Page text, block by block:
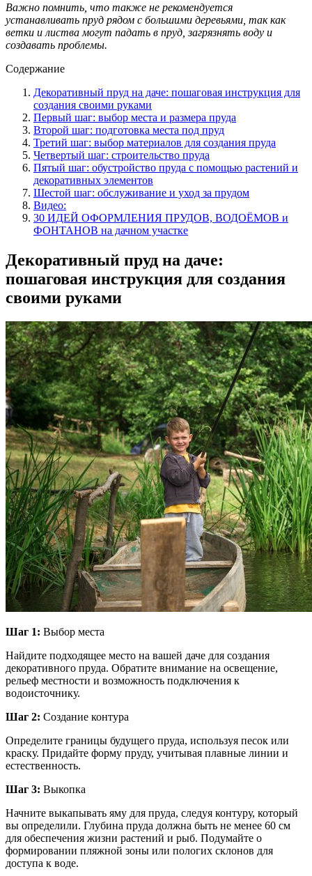
Важно помнить, что также не рекомендуется
устанавливать пруд рядом с большими деревьями, так как
ветки и листва могут падать в пруд, загрязнять воду и
создавать проблемы.
Содержание
Декоративный пруд на даче: пошаговая инструкция для
создания своими руками
Первый шаг: выбор места и размера пруда
Второй шаг: подготовка места под пруд
Третий шаг: выбор материалов для создания пруда
Четвертый шаг: строительство пруда
Пятый шаг: обустройство пруда с помощью растений и
декоративных элементов
Шестой шаг: обслуживание и уход за прудом
Видео:
30 ИДЕЙ ОФОРМЛЕНИЯ ПРУДОВ, ВОДОЁМОВ и
ФОНТАНОВ на дачном участке
Декоративный пруд на даче:
пошаговая инструкция для создания
своими руками
Шаг 1: Выбор места
Найдите подходящее место на вашей даче для создания
декоративного пруда. Обратите внимание на освещение,
рельеф местности и возможность подключения к
водоисточнику.
Шаг 2: Создание контура
Определите границы будущего пруда, используя песок или
краску. Придайте форму пруду, учитывая плавные линии и
естественность.
Шаг 3: Выкопка
Начните выкапывать яму для пруда, следуя контуру, который
вы определили. Глубина пруда должна быть не менее 60 см
для обеспечения жизни растений и рыб. Подумайте о
формировании пляжной зоны или пологих склонов для
доступа к воде.